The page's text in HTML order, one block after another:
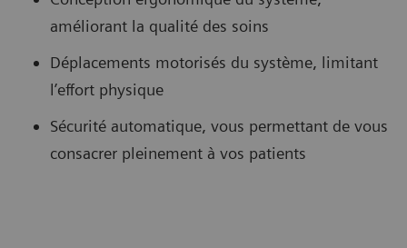
améliorant la qualité des soins
Déplacements motorisés du système, limitant
l’effort physique
Sécurité automatique, vous permettant de vous
consacrer pleinement à vos patients